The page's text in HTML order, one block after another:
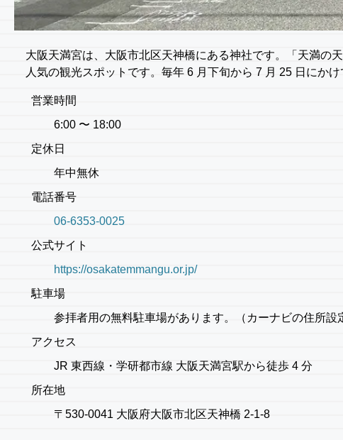
大阪天満宮は、大阪市北区天神橋にある神社です。「天満の
人気の観光スポットです。毎年 6 月下旬から 7 月 25 日にか
営業時間
6:00 〜 18:00
定休日
年中無休
電話番号
06-6353-0025
公式サイト
https://osakatemmangu.or.jp/
駐車場
参拝者用の無料駐車場があります。（カーナビの住所設
アクセス
JR 東西線・学研都市線 大阪天満宮駅から徒歩 4 分
所在地
〒530-0041 大阪府大阪市北区天神橋 2-1-8